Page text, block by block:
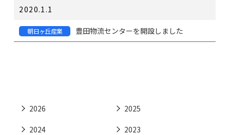
2020.1.1
朝日ヶ丘産業 豊田物流センターを開設しました
2026 2025
2024 2023